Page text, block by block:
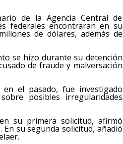
de la Agencia Central de
federales encontraran en su
de dólares, además de
se hizo durante su detención
de fraude y malversación
el pasado, fue investigado
posibles irregularidades
su primera solicitud, afirmó
En su segunda solicitud, añadió